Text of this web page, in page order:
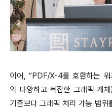
이어, “PDF/X-4를 호환하는
의 다양하고 복잡한 그래픽 개
기존보다 그래픽 처리 가능 범위